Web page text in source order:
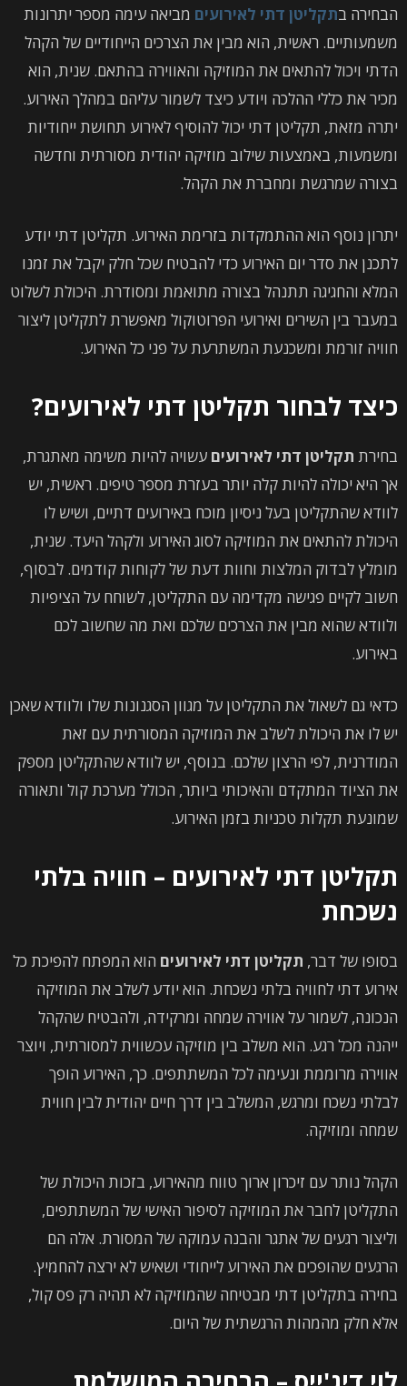
הבחירה בתקליטן דתי לאירועים מביאה עימה מספר יתרונות
משמעותיים. ראשית, הוא מבין את הצרכים הייחודיים של הקהל
הדתי ויכול להתאים את המוזיקה והאווירה בהתאם. שנית, הוא
מכיר את כללי ההלכה ויודע כיצד לשמור עליהם במהלך האירוע.
יתרה מזאת, תקליטן דתי יכול להוסיף לאירוע תחושת ייחודיות
ומשמעות, באמצעות שילוב מוזיקה יהודית מסורתית וחדשה
בצורה שמרגשת ומחברת את הקהל.
יתרון נוסף הוא ההתמקדות בזרימת האירוע. תקליטן דתי יודע
לתכנן את סדר יום האירוע כדי להבטיח שכל חלק יקבל את זמנו
המלא והחגיגה תתנהל בצורה מתואמת ומסודרת. היכולת לשלוט
במעבר בין השירים ואירועי הפרוטוקול מאפשרת לתקליטן ליצור
חוויה זורמת ומשכנעת המשתרעת על פני כל האירוע.
כיצד לבחור תקליטן דתי לאירועים?
בחירת תקליטן דתי לאירועים עשויה להיות משימה מאתגרת,
אך היא יכולה להיות קלה יותר בעזרת מספר טיפים. ראשית, יש
לוודא שהתקליטן בעל ניסיון מוכח באירועים דתיים, ושיש לו
היכולת להתאים את המוזיקה לסוג האירוע ולקהל היעד. שנית,
מומלץ לבדוק המלצות וחוות דעת של לקוחות קודמים. לבסוף,
חשוב לקיים פגישה מקדימה עם התקליטן, לשוחח על הציפיות
ולוודא שהוא מבין את הצרכים שלכם ואת מה שחשוב לכם
באירוע.
כדאי גם לשאול את התקליטן על מגוון הסגנונות שלו ולוודא שאכן
יש לו את היכולת לשלב את המוזיקה המסורתית עם זאת
המודרנית, לפי הרצון שלכם. בנוסף, יש לוודא שהתקליטן מספק
את הציוד המתקדם והאיכותי ביותר, הכולל מערכת קול ותאורה
שמונעת תקלות טכניות בזמן האירוע.
תקליטן דתי לאירועים – חוויה בלתי
נשכחת
בסופו של דבר, תקליטן דתי לאירועים הוא המפתח להפיכת כל
אירוע דתי לחוויה בלתי נשכחת. הוא יודע לשלב את המוזיקה
הנכונה, לשמור על אווירה שמחה ומרקידה, ולהבטיח שהקהל
ייהנה מכל רגע. הוא משלב בין מוזיקה עכשווית למסורתית, ויוצר
אווירה מרוממת ונעימה לכל המשתתפים. כך, האירוע הופך
לבלתי נשכח ומרגש, המשלב בין דרך חיים יהודית לבין חווית
שמחה ומוזיקה.
הקהל נותר עם זיכרון ארוך טווח מהאירוע, בזכות היכולת של
התקליטן לחבר את המוזיקה לסיפור האישי של המשתתפים,
וליצור רגעים של אתגר והבנה עמוקה של המסורת. אלה הם
הרגעים שהופכים את האירוע לייחודי ושאיש לא ירצה להחמיץ.
בחירה בתקליטן דתי מבטיחה שהמוזיקה לא תהיה רק פס קול,
אלא חלק מהמהות הרגשתית של היום.